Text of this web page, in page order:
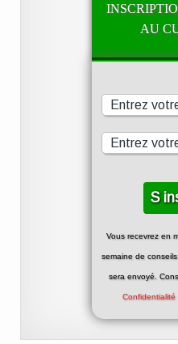
AU
Vous recevrez en
semaine de
sera envoyé.
Confidentialité